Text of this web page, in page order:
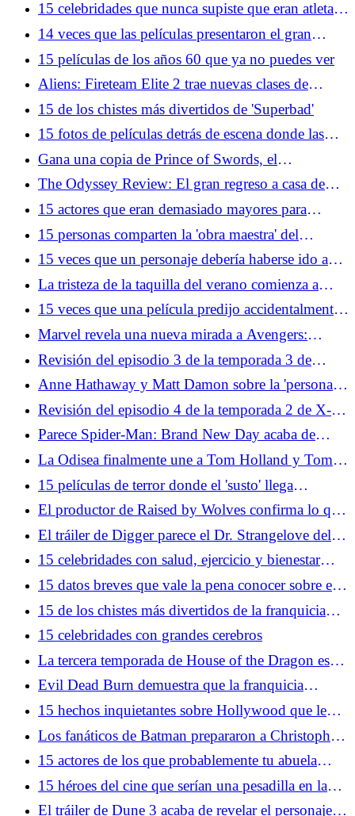
15 celebridades que nunca supiste que eran atletas
legítimos
14 veces que las películas presentaron el gran
estado de Florida
15 películas de los años 60 que ya no puedes ver
Aliens: Fireteam Elite 2 trae nuevas clases de
personajes y xenomorfos a la franquicia
15 de los chistes más divertidos de 'Superbad'
15 fotos de películas detrás de escena donde las
cosas no lucen tan glamorosas en la vida real
Gana una copia de Prince of Swords, el
emocionante próximo capítulo de la serie Arcana
Academy de Elise Kova
The Odyssey Review: El gran regreso a casa de
Christopher Nolan
15 actores que eran demasiado mayores para
protagonizar películas de acción
15 personas comparten la 'obra maestra' del
videojuego que realmente apesta jugar
15 veces que un personaje debería haberse ido a
casa
La tristeza de la taquilla del verano comienza a
sentirse como en 1969
15 veces que una película predijo accidentalmente
eventos reales
Marvel revela una nueva mirada a Avengers:
Doomsday con Loki en el centro de todo
Revisión del episodio 3 de la temporada 3 de
House of the Dragon: Pesada es la cabeza
Anne Hathaway y Matt Damon sobre la 'persona
profundamente amable detrás del genio de
Christopher Nolan'
Revisión del episodio 4 de la temporada 2 de X-
Men '97: apto para sobrevivir
Parece Spider-Man: Brand New Day acaba de
agregar otro vengador
La Odisea finalmente une a Tom Holland y Tom
Holland
15 películas de terror donde el 'susto' llega
demasiado cerca de casa
El productor de Raised by Wolves confirma lo que
realmente mató a la temporada 3
El tráiler de Digger parece el Dr. Strangelove del
siglo XXI
15 celebridades con salud, ejercicio y bienestar
extra extraños Prácticas dietéticas
15 datos breves que vale la pena conocer sobre el
negocio del cine
15 de los chistes más divertidos de la franquicia
Austin Powers
15 celebridades con grandes cerebros
La tercera temporada de House of the Dragon es
terapéutica para los fanáticos de Game of Thrones
Evil Dead Burn demuestra que la franquicia
necesita más comedia
15 hechos inquietantes sobre Hollywood que le
recordarán su pasado cuestionable
Los fanáticos de Batman prepararon a Christopher
Nolan para las críticas a La Odisea
15 actores de los que probablemente tu abuela
estaba enamorada
15 héroes del cine que serían una pesadilla en la
vida real
El tráiler de Dune 3 acaba de revelar el personaje